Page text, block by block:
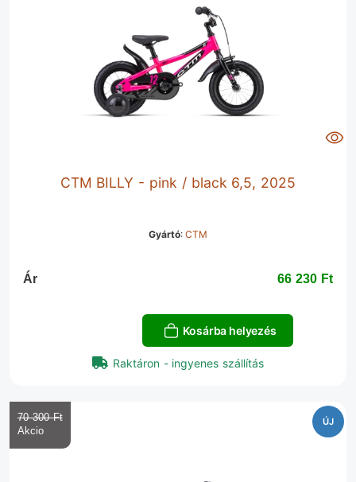
CTM BILLY - pink / black 6,5, 2025
Gyártó:CTM
Ár 66 230 Ft‎
Kosárba helyezés
Raktáron - ingyenes szállítás
ÚJ
70 300 Ft‎